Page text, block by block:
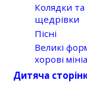
Колядки та
щедрівки
Пісні
Великі
хорові
Дитяча